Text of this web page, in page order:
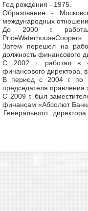
Год рождения - 1975.
Образование -
международных
До 2000 г.
PriceWaterhouseCoopers.
Затем перешел на
должность финансового
С 2002 г. работал в
финансового директора,
В период с 2004 г. по
председателя правления
С 2009 г. был
финансам «Абсолют
директора